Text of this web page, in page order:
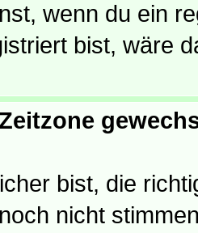
wenn du ein
bist, wäre
bist, die
nicht